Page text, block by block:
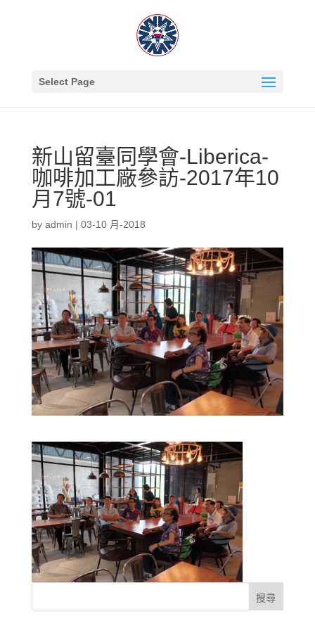
Select Page
新山留臺同學會-Liberica-
咖啡加工廠參訪-2017年10
月7號-01
by admin | 03-10 月-2018